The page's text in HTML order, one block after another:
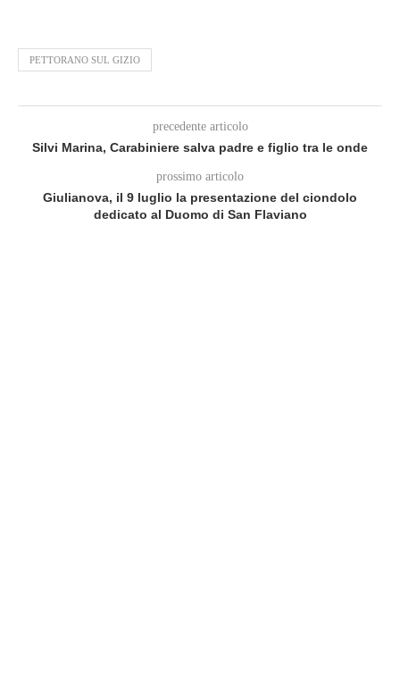
PETTORANO SUL GIZIO
precedente articolo
Silvi Marina, Carabiniere salva padre e figlio tra le onde
prossimo articolo
Giulianova, il 9 luglio la presentazione del ciondolo
dedicato al Duomo di San Flaviano